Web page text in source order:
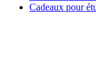
Cadeaux pour